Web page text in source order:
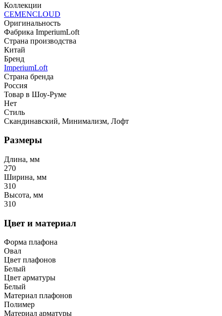
Коллекции
CEMENCLOUD
Оригинальность
Фабрика ImperiumLoft
Страна производства
Китай
Бренд
ImperiumLoft
Страна бренда
Россия
Товар в Шоу-Руме
Нет
Стиль
Скандинавский, Минимализм, Лофт
Размеры
Длина, мм
270
Ширина, мм
310
Высота, мм
310
Цвет и материал
Форма плафона
Овал
Цвет плафонов
Белый
Цвет арматуры
Белый
Материал плафонов
Полимер
Материал арматуры